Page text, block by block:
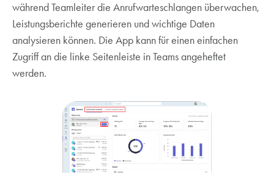
während Teamleiter die Anrufwarteschlangen überwachen,
Leistungsberichte generieren und wichtige Daten
analysieren können. Die App kann für einen einfachen
Zugriff an die linke Seitenleiste in Teams angeheftet
werden.